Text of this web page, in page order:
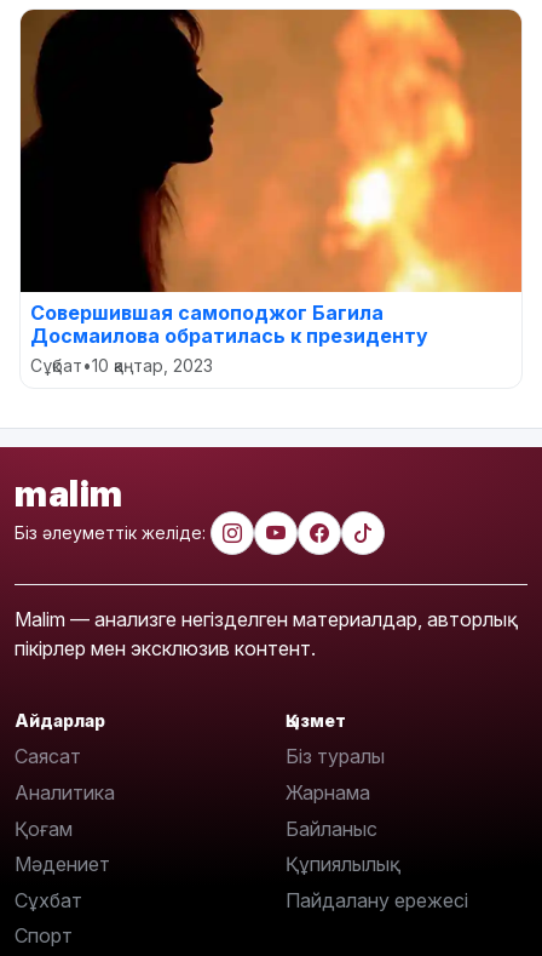
Совершившая самоподжог Багила
Досмаилова обратилась к президенту
Сұқбат•10 қаңтар, 2023
malim
Біз әлеуметтік желіде:
Malim — анализге негізделген материалдар, авторлық
пікірлер мен эксклюзив контент.
Айдарлар
Саясат
Аналитика
Қоғам
Мәдениет
Сұхбат
Спорт
Қызмет
Біз туралы
Жарнама
Байланыс
Құпиялылық
Пайдалану ережесі